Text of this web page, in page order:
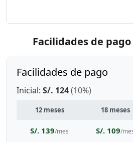
Facilidades de
Facilidades de pago
Inicial: S/. 124(10%)
12 meses 18 meses
S/. 139/mes S/. 109/